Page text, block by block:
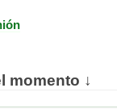
momento ↓